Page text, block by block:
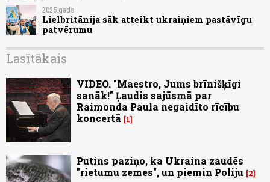
2025.gads
Lielbritānija sāk atteikt ukraiņiem pastāvīgu
patvērumu
Lasītākais
VIDEO. "Maestro, Jums brīnišķīgi
sanāk!" Ļaudis sajūsmā par
Raimonda Paula negaidīto rīcību
koncertā
1
Putins paziņo, ka Ukraina zaudēs
"rietumu zemes", un piemin Poliju 2